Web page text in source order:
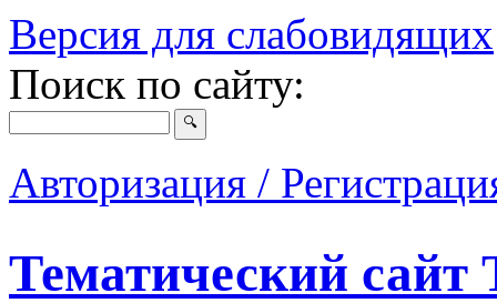
Версия для слабовидящих
Поиск по сайту:
Авторизация /
Тематический сайт